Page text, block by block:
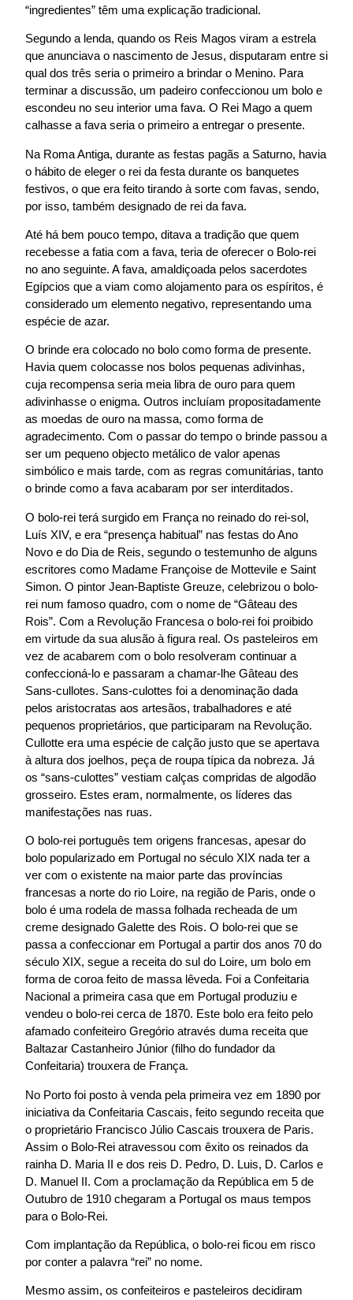
“ingredientes” têm uma explicação tradicional.
Segundo a lenda, quando os Reis Magos viram a estrela
que anunciava o nascimento de Jesus, disputaram entre si
qual dos três seria o primeiro a brindar o Menino. Para
terminar a discussão, um padeiro confeccionou um bolo e
escondeu no seu interior uma fava. O Rei Mago a quem
calhasse a fava seria o primeiro a entregar o presente.
Na Roma Antiga, durante as festas pagãs a Saturno, havia
o hábito de eleger o rei da festa durante os banquetes
festivos, o que era feito tirando à sorte com favas, sendo,
por isso, também designado de rei da fava.
Até há bem pouco tempo, ditava a tradição que quem
recebesse a fatia com a fava, teria de oferecer o Bolo-rei
no ano seguinte. A fava, amaldiçoada pelos sacerdotes
Egípcios que a viam como alojamento para os espíritos, é
considerado um elemento negativo, representando uma
espécie de azar.
O brinde era colocado no bolo como forma de presente.
Havia quem colocasse nos bolos pequenas adivinhas,
cuja recompensa seria meia libra de ouro para quem
adivinhasse o enigma. Outros incluíam propositadamente
as moedas de ouro na massa, como forma de
agradecimento. Com o passar do tempo o brinde passou a
ser um pequeno objecto metálico de valor apenas
simbólico e mais tarde, com as regras comunitárias, tanto
o brinde como a fava acabaram por ser interditados.
O bolo-rei terá surgido em França no reinado do rei-sol,
Luís XIV, e era “presença habitual” nas festas do Ano
Novo e do Dia de Reis, segundo o testemunho de alguns
escritores como Madame Françoise de Mottevile e Saint
Simon. O pintor Jean-Baptiste Greuze, celebrizou o bolo-
rei num famoso quadro, com o nome de “Gâteau des
Rois”. Com a Revolução Francesa o bolo-rei foi proibido
em virtude da sua alusão à figura real. Os pasteleiros em
vez de acabarem com o bolo resolveram continuar a
confeccioná-lo e passaram a chamar-lhe Gâteau des
Sans-cullotes. Sans-culottes foi a denominação dada
pelos aristocratas aos artesãos, trabalhadores e até
pequenos proprietários, que participaram na Revolução.
Cullotte era uma espécie de calção justo que se apertava
à altura dos joelhos, peça de roupa típica da nobreza. Já
os “sans-culottes” vestiam calças compridas de algodão
grosseiro. Estes eram, normalmente, os líderes das
manifestações nas ruas.
O bolo-rei português tem origens francesas, apesar do
bolo popularizado em Portugal no século XIX nada ter a
ver com o existente na maior parte das províncias
francesas a norte do rio Loire, na região de Paris, onde o
bolo é uma rodela de massa folhada recheada de um
creme designado Galette des Rois. O bolo-rei que se
passa a confeccionar em Portugal a partir dos anos 70 do
século XIX, segue a receita do sul do Loire, um bolo em
forma de coroa feito de massa lêveda. Foi a Confeitaria
Nacional a primeira casa que em Portugal produziu e
vendeu o bolo-rei cerca de 1870. Este bolo era feito pelo
afamado confeiteiro Gregório através duma receita que
Baltazar Castanheiro Júnior (filho do fundador da
Confeitaria) trouxera de França.
No Porto foi posto à venda pela primeira vez em 1890 por
iniciativa da Confeitaria Cascais, feito segundo receita que
o proprietário Francisco Júlio Cascais trouxera de Paris.
Assim o Bolo-Rei atravessou com êxito os reinados da
rainha D. Maria II e dos reis D. Pedro, D. Luis, D. Carlos e
D. Manuel II. Com a proclamação da República em 5 de
Outubro de 1910 chegaram a Portugal os maus tempos
para o Bolo-Rei.
Com implantação da República, o bolo-rei ficou em risco
por conter a palavra “rei” no nome.
Mesmo assim, os confeiteiros e pasteleiros decidiram